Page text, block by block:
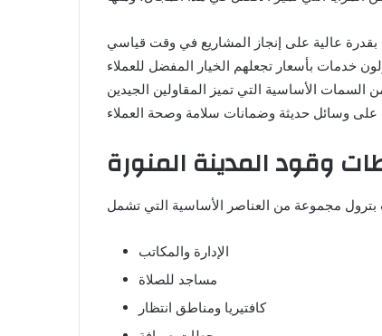
وقود المدينة المنورة
الإدارة والمكاتب
مساجد للصلاة
كافتيريا ومناطق انتظار